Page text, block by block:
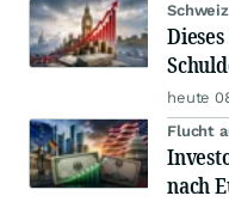
heute
Flucht
nach